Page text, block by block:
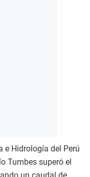
e Hidrología del Perú
Tumbes superó el